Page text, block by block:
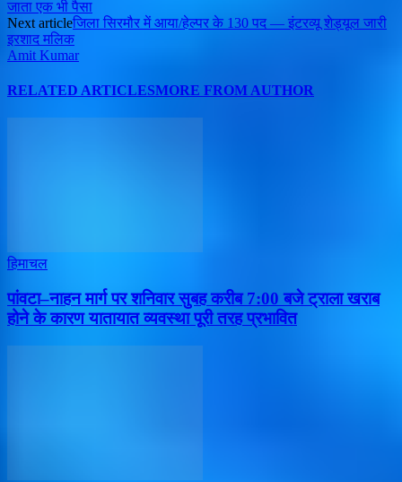
जाता एक भी पैसा
Next articleजिला सिरमौर में आया/हेल्पर के 130 पद — इंटरव्यू शेड्यूल जारी
इरशाद मलिक
Amit Kumar
RELATED ARTICLESMORE FROM AUTHOR
हिमाचल
पांवटा–नाहन मार्ग पर शनिवार सुबह करीब 7:00 बजे ट्राला खराब
होने के कारण यातायात व्यवस्था पूरी तरह प्रभावित